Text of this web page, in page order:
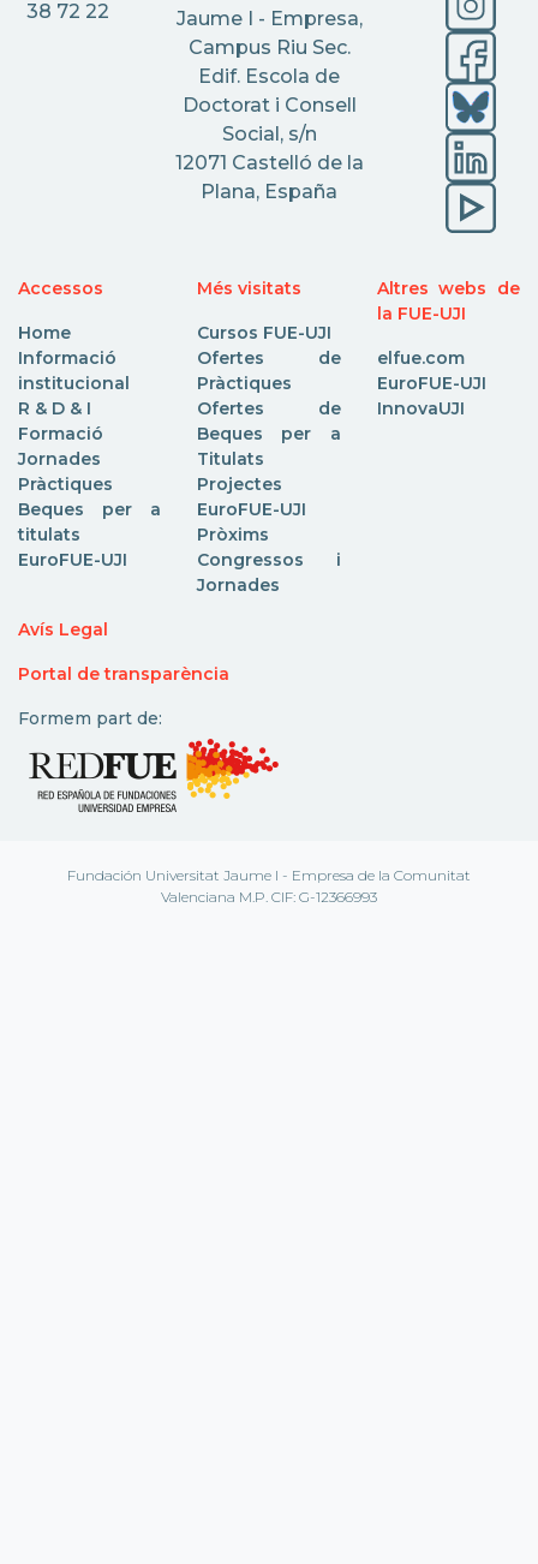
38 72 22
Jaume I - Empresa,
Campus Riu Sec.
Edif. Escola de
Doctorat i Consell
Social, s/n
12071 Castelló de la
Plana, España
Accessos
Home
Informació
institucional
R & D & I
Formació
Jornades
Pràctiques
Beques per a
titulats
EuroFUE-UJI
Més visitats
Cursos FUE-UJI
Ofertes de
Pràctiques
Ofertes de
Beques per a
Titulats
Projectes
EuroFUE-UJI
Pròxims
Congressos i
Jornades
Altres webs de
la FUE-UJI
elfue.com
EuroFUE-UJI
InnovaUJI
Avís Legal
Portal de transparència
Formem part de:
Fundación Universitat Jaume I - Empresa de la Comunitat
Valenciana M.P. CIF: G-12366993